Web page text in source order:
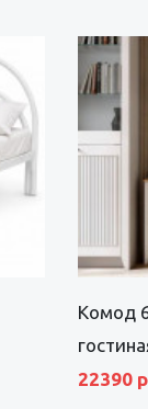
Комод
22390